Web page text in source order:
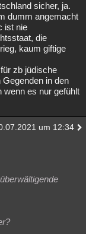
sicher, ja.
dumm angemacht
ist nie
die
kaum giftige
zb jüdische
in den
wenn es nur gefühlt
um 12:34